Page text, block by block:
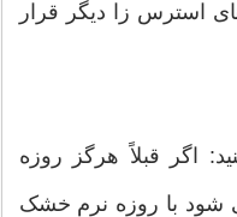
استرس زا دیگر قرار
اگر قبلاً هرگز روزه
شود با روزه نرم خشک